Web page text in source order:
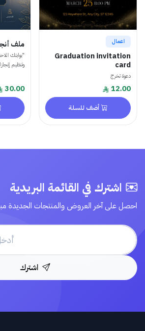
اعمال
Graduation invitation
card
دعوة تخرج
12.00
أضف للسلة
ملف
"بوابتك
وتنظيم
30.00
اشترك في القائمة البريدية
احصل على آخر العروض والمنتجات الجديدة
اشترك